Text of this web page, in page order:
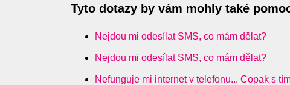
Tyto dotazy by vám mohly také
Nejdou mi odesílat SMS, co mám dělat?
Nejdou mi odesílat SMS, co mám dělat?
Nefunguje mi internet v telefonu... Copak s